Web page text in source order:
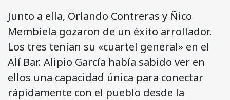
Junto a ella, Orlando Contreras y Ñico
Membiela gozaron de un éxito arrollador.
Los tres tenían su «cuartel general» en el
Alí Bar. Alipio García había sabido ver en
ellos una capacidad única para conectar
rápidamente con el pueblo desde la